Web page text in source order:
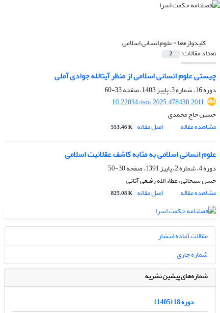
کلیدواژه‌ها =علوم انسانی اسلامی
تعداد مقالات: 2
چیستی علوم انسانی اسلامی از منظر آیت‎الله جوادی آملی
دوره 16، شماره 3، پاییز 1403، صفحه
33-60
10.22034/isra.2025.478430.2011
حسین حاج محمدی
مشاهده مقاله
اصل مقاله 553.46 K
علوم انسانی اسلامی به مثابه کاشف عقلانیت اسلامی
دوره 4، شماره 2، پاییز 1391، صفحه
30-50
حسن سبحانی، عطاء الله رفیعی آتانی
مشاهده مقاله
اصل مقاله 825.08 K
مقالات آماده انتشار
شماره جاری
شماره‌های پیشین نشریه
دوره 18 (1405)